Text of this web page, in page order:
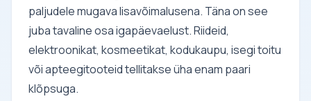
paljudele mugava lisavõimalusena. Täna on see
juba tavaline osa igapäevaelust. Riideid,
elektroonikat, kosmeetikat, kodukaupu, isegi toitu
või apteegitooteid tellitakse üha enam paari
klõpsuga.